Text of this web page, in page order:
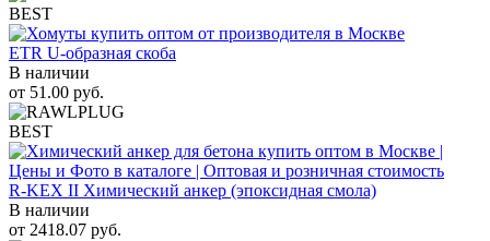
BEST
ETR U-образная скоба
В наличии
от 51.00 руб.
BEST
R-KEX II Химический анкер (эпоксидная смола)
В наличии
от 2418.07 руб.